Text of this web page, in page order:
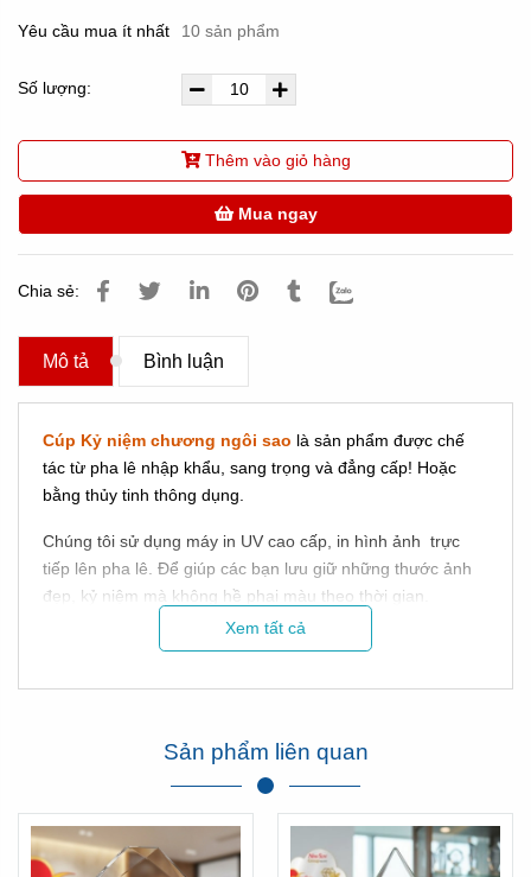
Yêu cầu mua ít nhất 10 sản phẩm
Số lượng:
Thêm vào giỏ hàng
Mua ngay
Chia sẻ:
Mô tả Bình luận
Cúp Kỷ niệm chương ngôi sao là sản phẩm được chế
tác từ pha lê nhập khẩu, sang trọng và đẳng cấp! Hoặc
bằng thủy tinh thông dụng.
Chúng tôi sử dụng máy in UV cao cấp, in hình ảnh trực
tiếp lên pha lê. Để giúp các bạn lưu giữ những thước ảnh
đẹp, kỷ niệm mà không hề phai màu theo thời gian.
( Máy in UV Tân Nhật Minh - Vua quà việt)
Xem tất cả
Sản phẩm liên quan